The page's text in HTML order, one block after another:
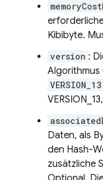
Kibibyte.
version :
Algorithmus
VERSION_13
Daten, als
den Hash-
zusätzliche